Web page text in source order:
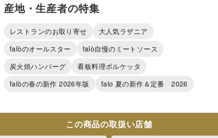
産地・生産者の特集
レストランのお取り寄せ
大人気ラザニア
falòのオールスター
falò自慢のミートソース
炭火焼ハンバーグ
看板料理ポルケッタ
falòの春の新作 2026年版
falo 夏の新作＆定番 2026
この商品の取扱い店舗